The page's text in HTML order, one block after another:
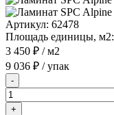
Артикул: 62478
Площадь единицы, м2:
3 450 ₽ / м2
9 036 ₽ / упак
-
+